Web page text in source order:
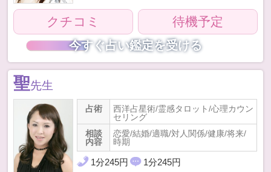
クチコミ 待機予定
今すぐ占い鑑定を受ける
聖先生
占術
西洋占星術/霊感タロット/心理カウン
セリング
相談
内容
恋愛/結婚/適職/対人関係/健康/将来/
時期
1分245円 1分245円